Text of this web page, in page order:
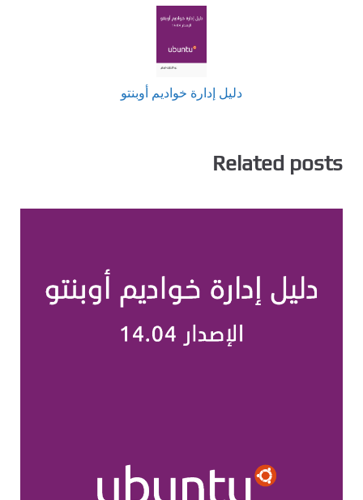
دليل إدارة خواديم أوبنتو
Related posts